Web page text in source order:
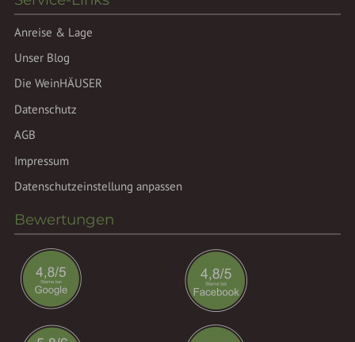
Anreise & Lage
Unser Blog
Die WeinHÄUSER
Datenschutz
AGB
Impressum
Datenschutzeinstellung anpassen
Bewertungen